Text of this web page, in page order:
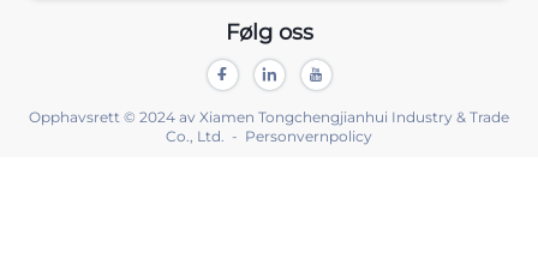
Følg oss
Opphavsrett © 2024 av Xiamen Tongchengjianhui Industry & Trade
Co., Ltd. - Personvernpolicy